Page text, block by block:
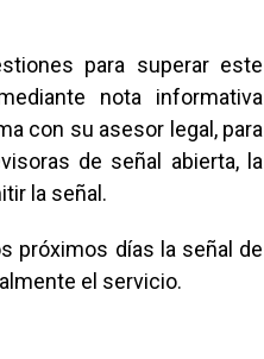
para superar este
nota informativa
con su asesor legal, para
de señal abierta, la
la señal.
próximos días la señal de
el servicio.